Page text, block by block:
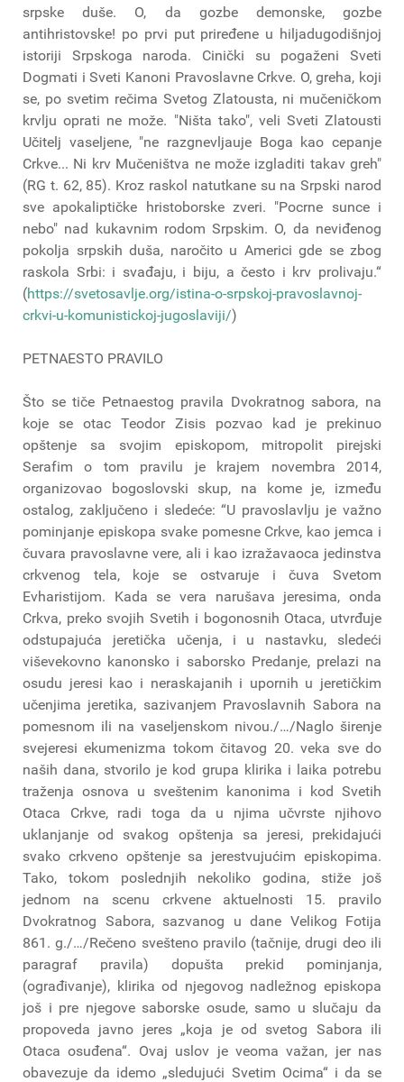
srpske duše. O, da gozbe demonske, gozbe
antihristovske! po prvi put priređene u hiljadugodišnjoj
istoriji Srpskoga naroda. Cinički su pogaženi Sveti
Dogmati i Sveti Kanoni Pravoslavne Crkve. O, greha, koji
se, po svetim rečima Svetog Zlatousta, ni mučeničkom
krvlju oprati ne može. "Ništa tako", veli Sveti Zlatousti
Učitelj vaseljene, "ne razgnevljauje Boga kao cepanje
Crkve... Ni krv Mučeništva ne može izgladiti takav greh"
(RG t. 62, 85). Kroz raskol natutkane su na Srpski narod
sve apokaliptičke hristoborske zveri. "Pocrne sunce i
nebo" nad kukavnim rodom Srpskim. O, da neviđenog
pokolja srpskih duša, naročito u Americi gde se zbog
raskola Srbi: i svađaju, i biju, a često i krv prolivaju.“
(https://svetosavlje.org/istina-o-srpskoj-pravoslavnoj-
crkvi-u-komunistickoj-jugoslaviji/)
PETNAESTO PRAVILO
Što se tiče Petnaestog pravila Dvokratnog sabora, na
koje se otac Teodor Zisis pozvao kad je prekinuo
opštenje sa svojim episkopom, mitropolit pirejski
Serafim o tom pravilu je krajem novembra 2014,
organizovao bogoslovski skup, na kome je, između
ostalog, zaključeno i sledeće: “U pravoslavlju je važno
pominjanje episkopa svake pomesne Crkve, kao jemca i
čuvara pravoslavne vere, ali i kao izražavaoca jedinstva
crkvenog tela, koje se ostvaruje i čuva Svetom
Evharistijom. Kada se vera narušava jeresima, onda
Crkva, preko svojih Svetih i bogonosnih Otaca, utvrđuje
odstupajuća jeretička učenja, i u nastavku, sledeći
viševekovno kanonsko i saborsko Predanje, prelazi na
osudu jeresi kao i neraskajanih i upornih u jeretičkim
učenjima jeretika, sazivanjem Pravoslavnih Sabora na
pomesnom ili na vaseljenskom nivou./…/Naglo širenje
svejeresi ekumenizma tokom čitavog 20. veka sve do
naših dana, stvorilo je kod grupa klirika i laika potrebu
traženja osnova u sveštenim kanonima i kod Svetih
Otaca Crkve, radi toga da u njima učvrste njihovo
uklanjanje od svakog opštenja sa jeresi, prekidajući
svako crkveno opštenje sa jerestvujućim episkopima.
Tako, tokom poslednjih nekoliko godina, stiže još
jednom na scenu crkvene aktuelnosti 15. pravilo
Dvokratnog Sabora, sazvanog u dane Velikog Fotija
861. g./…/Rečeno svešteno pravilo (tačnije, drugi deo ili
paragraf pravila) dopušta prekid pominjanja,
(ograđivanje), klirika od njegovog nadležnog episkopa
još i pre njegove saborske osude, samo u slučaju da
propoveda javno jeres „koja je od svetog Sabora ili
Otaca osuđena“. Ovaj uslov je veoma važan, jer nas
obavezuje da idemo „sledujući Svetim Ocima“ i da se